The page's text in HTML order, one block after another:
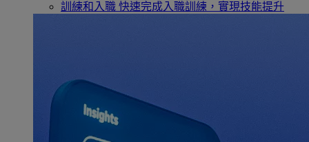
訓練和入職 快速完成入職訓練，實現技能提升